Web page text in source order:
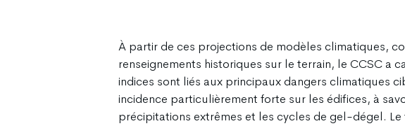
À partir de ces projections de modèles climatiques,
renseignements historiques sur le terrain, le CCSC a
indices sont liés aux principaux dangers climatiques
incidence particulièrement forte sur les édifices, à
précipitations extrêmes et les cycles de gel-dégel.